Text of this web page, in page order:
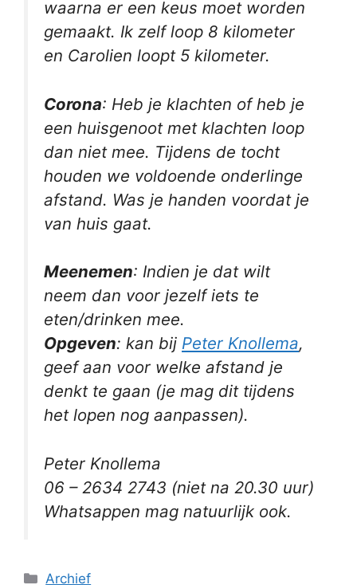
waarna er een keus moet worden
gemaakt. Ik zelf loop 8 kilometer
en Carolien loopt 5 kilometer.
Corona: Heb je klachten of heb je
een huisgenoot met klachten loop
dan niet mee. Tijdens de tocht
houden we voldoende onderlinge
afstand. Was je handen voordat je
van huis gaat.
Meenemen: Indien je dat wilt
neem dan voor jezelf iets te
eten/drinken mee.
Opgeven: kan bij Peter Knollema,
geef aan voor welke afstand je
denkt te gaan (je mag dit tijdens
het lopen nog aanpassen).
Peter Knollema
06 – 2634 2743 (niet na 20.30 uur)
Whatsappen mag natuurlijk ook.
Categorieën
Archief